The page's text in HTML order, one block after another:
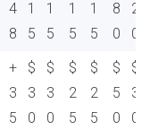
4
8
1
5
1
5
1
5
1
5
8
0
2
0
+
3
5
$
3
0
$
3
0
$
2
5
$
2
5
$
5
0
$
3
0